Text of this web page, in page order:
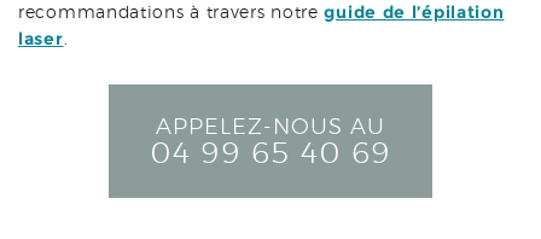
recommandations à travers notreguide de l’épilation
laser.
APPELEZ-NOUS AU
04 99 65 40 69